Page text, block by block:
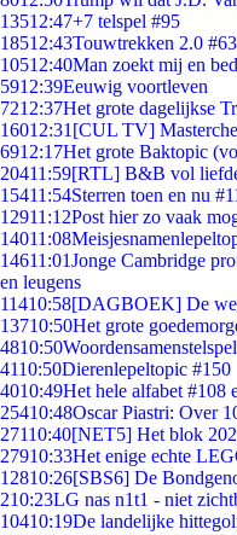
13512:47+7 telspel #95
18512:43Touwtrekken 2.0
10512:40Man zoekt mij en
5912:39Eeuwig voortleven
7212:37Het grote dagelijkse
16012:31 [CUL TV]
6912:17Het grote Baktopic
20411:59[RTL] B&B vol
15411:54Sterren toen en nu
12911:12Post hier zo vaak
14011:08
14611:01Jonge Cambridge
en leugens
11410:58[DAGBOEK] De
13710:50Het grote
4810:50
4110:50Dierenlepeltopic #150
4010:49Het hele alfabet #108
25410:48Oscar Piastri: Over
27110:40[NET5] Het blok
27910:33Het enige echte
12810:26[SBS6] De
210:23LG nas n1t1 - niet
10410:19De landelijke